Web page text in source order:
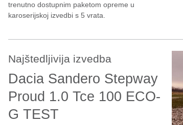
trenutno dostupnim paketom opreme u
karoserijskoj izvedbi s 5 vrata.
Najštedljivija izvedba
Dacia Sandero Stepway
Proud 1.0 Tce 100 ECO-
G TEST